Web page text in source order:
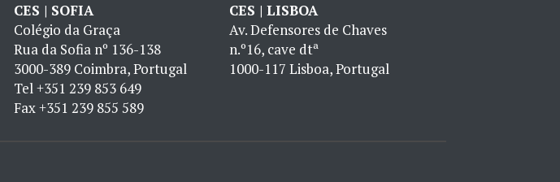
CES | SOFIA
Colégio da Graça
Rua da Sofia nº 136-138
3000-389 Coimbra, Portugal
Tel+351 239 853 649
Fax+351 239 855 589
CES | LISBOA
Av. Defensores de Chaves
n.º16, cave dtª
1000-117 Lisboa, Portugal